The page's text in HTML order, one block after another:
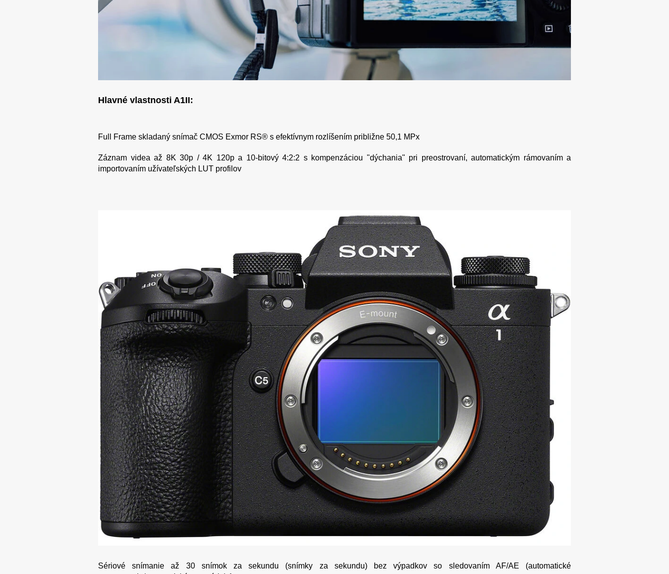
Hlavné vlastnosti A1II:
Full Frame skladaný snímač CMOS Exmor RS® s efektívnym rozlíšením približne 50,1 MPx
Záznam videa až 8K 30p / 4K 120p a 10-bitový 4:2:2 s kompenzáciou "dýchania" pri preostrovaní, automatickým rámovaním a
importovaním užívateľských LUT profilov
Sériové snímanie až 30 snímok za sekundu (snímky za sekundu) bez výpadkov so sledovaním AF/AE (automatické